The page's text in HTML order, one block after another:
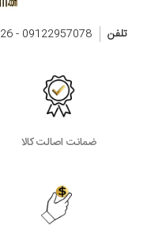
تلفن 09122957078 - 02128422026
ضمانت اصالت کالا